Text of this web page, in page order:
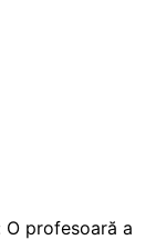
O profesoară a